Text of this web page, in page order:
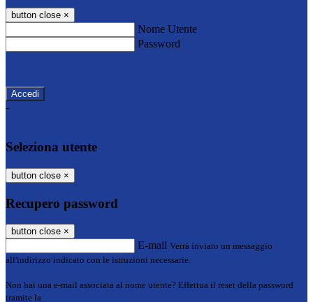
button close ×
Nome Utente
Password
-
Seleziona utente
button close ×
Recupero password
button close ×
E-mail Verrà inviato un messaggio
all'indirizzo indicato con le istruzioni necessarie.
Non hai una e-mail associata al nome utente? Effettua il reset della password
tramite la